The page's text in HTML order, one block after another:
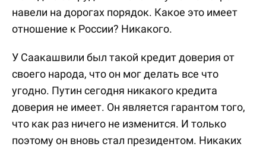
навели на дорогах порядок. Какое это имеет
отношение к России? Никакого.
У Саакашвили был такой кредит доверия от
своего народа, что он мог делать все что
угодно. Путин сегодня никакого кредита
доверия не имеет. Он является гарантом того,
что как раз ничего не изменится. И только
поэтому он вновь стал президентом. Никаких